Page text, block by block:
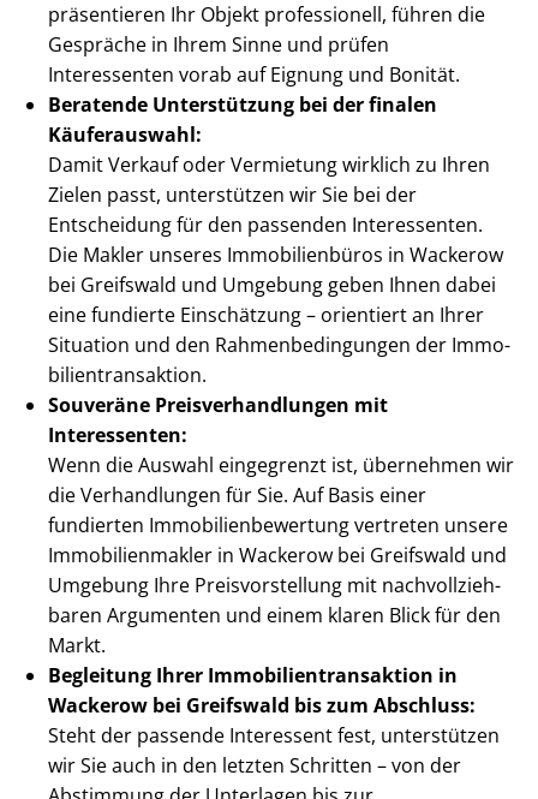
präsentieren Ihr Objekt professionell, führen die
Gespräche in Ihrem Sinne und prüfen
Interessenten vorab auf Eignung und Bonität.
Beratende Unterstützung bei der finalen
Käuferauswahl:
Damit Verkauf oder Vermietung wirklich zu Ihren
Zielen passt, unterstützen wir Sie bei der
Entscheidung für den passenden Interessenten.
Die Makler unseres Immobilienbüros in Wackerow
bei Greifswald und Umgebung geben Ihnen dabei
eine fundierte Einschätzung – orientiert an Ihrer
Situation und den Rah­men­be­din­gun­gen der Im­mo­
bi­li­en­trans­ak­ti­on.
Souveräne Preis­ver­hand­lun­gen mit
Interessenten:
Wenn die Auswahl eingegrenzt ist, übernehmen wir
die Verhandlungen für Sie. Auf Basis einer
fundierten Im­mo­bi­li­en­be­wer­tung vertreten unsere
Im­mo­bi­li­en­mak­ler in Wackerow bei Greifswald und
Umgebung Ihre Preis­vor­stel­lung mit nach­voll­zieh­
ba­ren Argumenten und einem klaren Blick für den
Markt.
Begleitung Ihrer Im­mo­bi­li­en­trans­ak­ti­on in
Wackerow bei Greifswald bis zum Abschluss:
Steht der passende Interessent fest, unterstützen
wir Sie auch in den letzten Schritten – von der